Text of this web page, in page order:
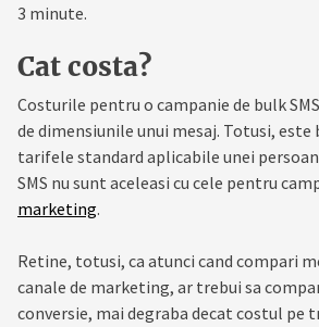
3 minute.
Cat costa?
Costurile pentru o campanie de bulk
de dimensiunile unui mesaj. Totusi, este
tarifele standard aplicabile unei
SMS nu sunt aceleasi cu cele pentru
marketing.
Retine, totusi, ca atunci cand compari
canale de marketing, ar trebui sa
conversie, mai degraba decat costul pe